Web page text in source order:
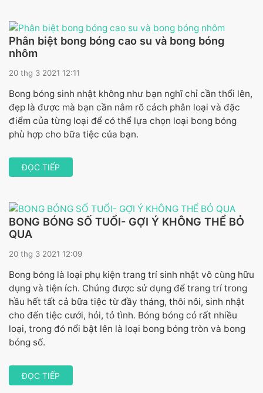
Phân biệt bong bóng cao su và bong bóng
nhôm
20 thg 3 2021 12:11
Bong bóng sinh nhật không như bạn nghĩ chỉ cần thổi lên,
đẹp là được mà bạn cần nắm rõ cách phân loại và đặc
điểm của từng loại để có thể lựa chọn loại bong bóng
phù hợp cho bữa tiệc của bạn.
ĐỌC TIẾP
BONG BÓNG SỐ TUỔI- GỢI Ý KHÔNG THỂ BỎ
QUA
20 thg 3 2021 12:09
Bong bóng là loại phụ kiện trang trí sinh nhật vô cùng hữu
dụng và tiện ích. Chúng được sử dụng để trang trí trong
hầu hết tất cả bữa tiệc từ đầy tháng, thôi nôi, sinh nhật
cho đến tiệc cưới, hỏi, tỏ tình. Bóng bóng có rất nhiều
loại, trong đó nổi bật lên là loại bong bóng tròn và bong
bóng số.
ĐỌC TIẾP